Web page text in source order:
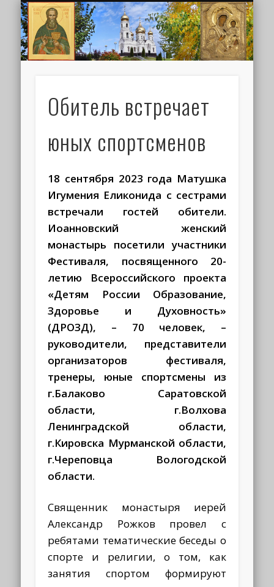
ГЛАВНАЯ
ДУХОВЕНСТВО
КРЕЩЕНИЕ
РАСПИСАНИЕ
МОНАСТЫРЬ
ИОАНН КРОНШТАДТСКИЙ
ТРЕБЫ
ПАЛОМНИКАМ
КОНТАКТЫ
НАПИСАТЬ ПИСЬМО
НОВОСТИ
МЕДИА
Обитель встречает
юных спортсменов
18 сентября 2023 года Матушка
Игумения Еликонида с сестрами
встречали гостей обители.
Иоанновский женский
монастырь посетили участники
Фестиваля, посвященного 20-
летию Всероссийского проекта
«Детям России Образование,
Здоровье и Духовность»
(ДРОЗД), – 70 человек, –
руководители, представители
организаторов фестиваля,
тренеры, юные спортсмены из
г.Балаково Саратовской
области, г.Волхова
Ленинградской области,
г.Кировска Мурманской области,
г.Череповца Вологодской
области.
Священник монастыря иерей
Александр Рожков провел с
ребятами тематические беседы о
спорте и религии, о том, как
занятия спортом формируют